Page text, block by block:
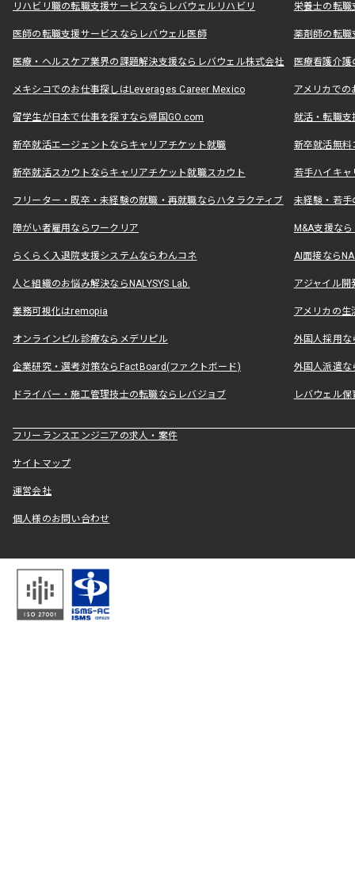
リハビリ職の転職支援サービスならレバウェルリハビリ 栄養士の転
医師の転職支援サービスならレバウェル医師 薬剤師の転
医療・ヘルスケア業界の課題解決支援ならレバウェル株式会社 医療看護介
メキシコでのお仕事探しはLeverages Career Mexico アメリカで
留学生が日本で仕事を探すなら帰国GO.com 就活・転職
新卒就活エージェントならキャリアチケット就職 新卒就活無料
新卒就活スカウトならキャリアチケット就職スカウト 若手ハイキ
フリーター・既卒・未経験の就職・再就職ならハタラクティブ 未経験・若手
障がい者雇用ならワークリア M&A支援な
らくらく入退院支援システムならわんコネ AI面接なら
人と組織のお悩み解決ならNALYSYS Lab. アジャイル
業務可視化はremopia アメリカの
オンラインピル診療ならメデリピル 外国人採用
企業研究・選考対策ならFactBoard(ファクトボード) 外国人派遣な
ドライバー・施工管理技士の転職ならレバジョブ レバウェル
フリーランスエンジニアの求人・案件
サイトマップ
運営会社
個人様のお問い合わせ